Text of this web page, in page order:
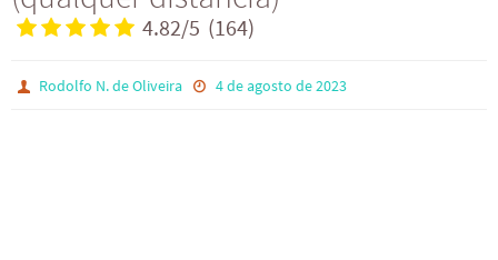
4.82/5 (164)
Rodolfo N. de Oliveira 4 de agosto de 2023